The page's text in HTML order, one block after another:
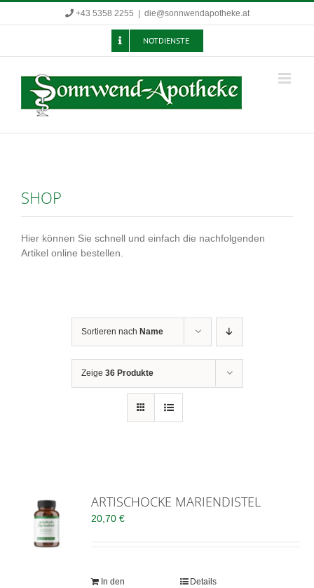
+43 5358 2255 die@sonnwendapotheke.at
NOTDIENSTE
SHOP
Hier können Sie schnell und einfach die nachfolgenden
Artikel online bestellen.
Sortieren nach Name
Zeige 36 Produkte
ARTISCHOCKE MARIENDISTEL
20,70€
In den
Details